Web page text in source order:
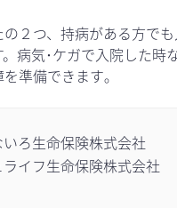
２つ、持病がある方で
病気･ケガで入院した時
準備できます｡
ろ生命保険株式会社
イフ生命保険株式会社